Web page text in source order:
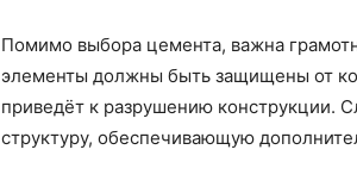
Помимо выбора цемента, важна
элементы должны быть защищены от
приведёт к разрушению конструкции.
структуру, обеспечивающую